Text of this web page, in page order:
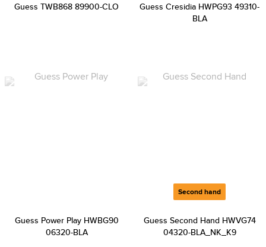
Guess TWB868 89900-CLO
Guess Cresidia HWPG93 49310-
BLA
Guess Power Play HWBG90
06320-BLA
Second hand
Guess Second Hand HWVG74
04320-BLA_NK_K9